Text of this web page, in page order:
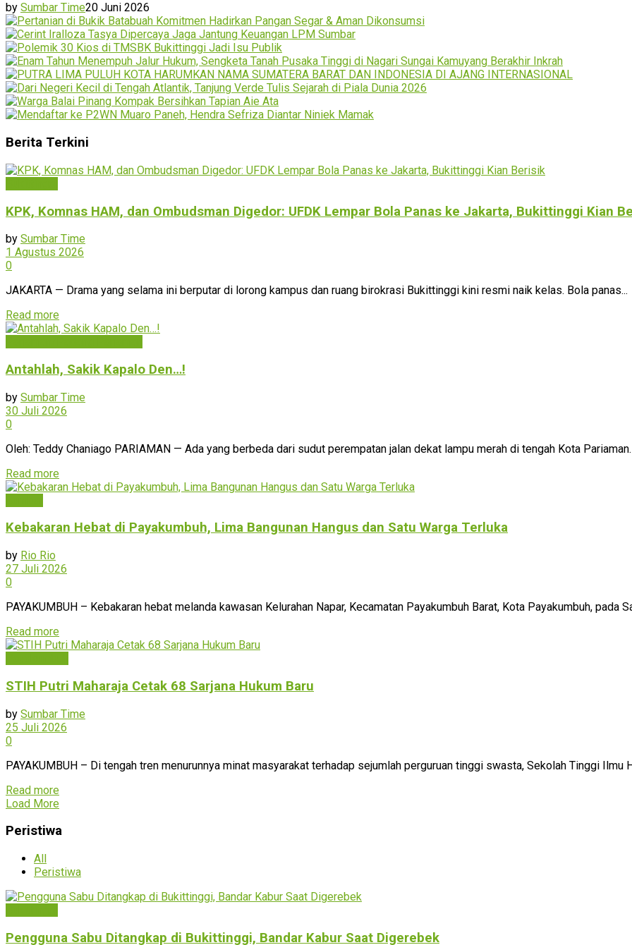
by Sumbar Time20 Juni 2026
Berita Terkini
KPK, Komnas HAM, dan Ombudsman Digedor: UFDK Lempar Bola Panas ke Jakarta, Bukittinggi Kian
by Sumbar Time
1 Agustus 2026
0
JAKARTA — Drama yang selama ini berputar di lorong kampus dan ruang birokrasi Bukittinggi kini resmi naik kelas. Bola panas...
Read more
Antahlah, Sakik Kapalo Den…!
by Sumbar Time
30 Juli 2026
0
Oleh: Teddy Chaniago PARIAMAN — Ada yang berbeda dari sudut perempatan jalan dekat lampu merah di tengah Kota Pariaman.
Read more
Kebakaran Hebat di Payakumbuh, Lima Bangunan Hangus dan Satu Warga Terluka
by Rio Rio
27 Juli 2026
0
PAYAKUMBUH – Kebakaran hebat melanda kawasan Kelurahan Napar, Kecamatan Payakumbuh Barat, Kota Payakumbuh, pada
Read more
STIH Putri Maharaja Cetak 68 Sarjana Hukum Baru
by Sumbar Time
25 Juli 2026
0
PAYAKUMBUH – Di tengah tren menurunnya minat masyarakat terhadap sejumlah perguruan tinggi swasta, Sekolah Tinggi Ilmu
Read more
Load More
Peristiwa
All
Peristiwa
Pengguna Sabu Ditangkap di Bukittinggi, Bandar Kabur Saat Digerebek